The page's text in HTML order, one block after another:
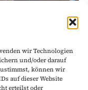
wir Technologien
und/oder darauf
können wir
auf dieser Website
erteilst oder